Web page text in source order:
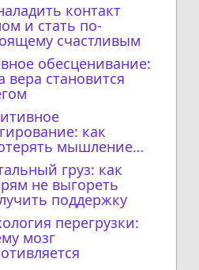
контакт
и стать по-
счастливым
обесценивание:
вера становится
как
мышление
груз: как
не выгореть
поддержку
перегрузки:
мозг